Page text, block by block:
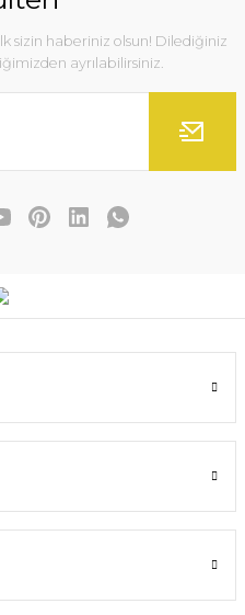
sizin haberiniz olsun! Dilediğiniz
ayrılabilirsiniz.